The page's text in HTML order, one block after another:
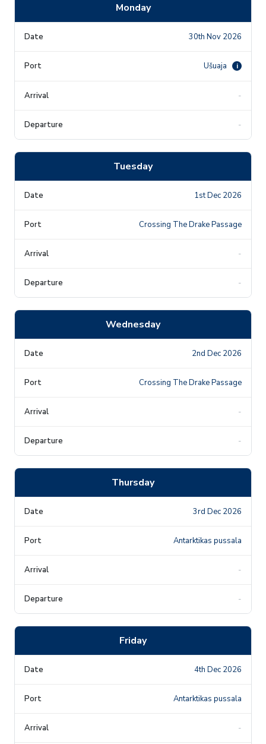
Monday
30th Nov 2026
Ušuaja i
-
-
Tuesday
1st Dec 2026
Crossing The Drake Passage
-
-
Wednesday
2nd Dec 2026
Crossing The Drake Passage
-
-
Thursday
3rd Dec 2026
Antarktikas pussala
-
-
Friday
4th Dec 2026
Antarktikas pussala
-